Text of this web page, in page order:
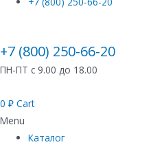
+7 (800) 250-66-20
ПН-ПТ с 9.00 до 18.00
0 ₽ Cart
Menu
Каталог